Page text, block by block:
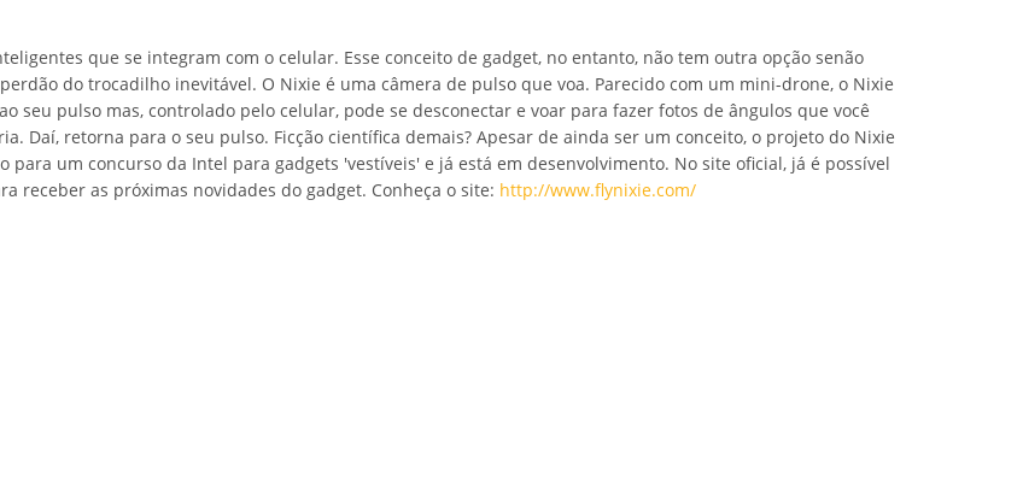
que se integram com o celular. Esse conceito de gadget, no entanto, não tem outra opção senão
do trocadilho inevitável. O Nixie é uma câmera de pulso que voa. Parecido com um mini-drone, o Nixie
seu pulso mas, controlado pelo celular, pode se desconectar e voar para fazer fotos de ângulos que você
Daí, retorna para o seu pulso. Ficção científica demais? Apesar de ainda ser um conceito, o projeto do Nixie
para um concurso da Intel para gadgets 'vestíveis' e já está em desenvolvimento. No site oficial, já é possível
receber as próximas novidades do gadget. Conheça o site: http://www.flynixie.com/